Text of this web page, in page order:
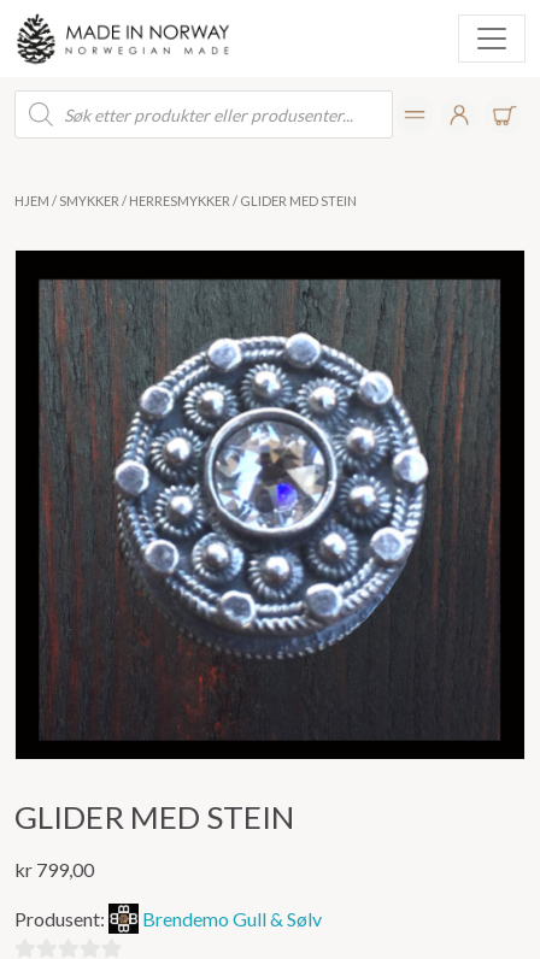
Products
search
HJEM / SMYKKER / HERRESMYKKER / GLIDER MED STEIN
GLIDER MED STEIN
kr 799,00
Produsent: Brendemo Gull & Sølv